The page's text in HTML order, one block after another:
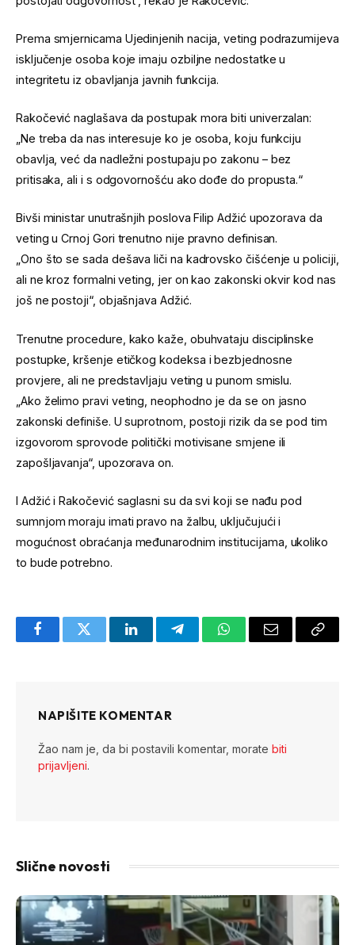
Prema smjernicama Ujedinjenih nacija, veting podrazumijeva
isključenje osoba koje imaju ozbiljne nedostatke u
integritetu iz obavljanja javnih funkcija.
Rakočević naglašava da postupak mora biti univerzalan:
„Ne treba da nas interesuje ko je osoba, koju funkciju
obavlja, već da nadležni postupaju po zakonu – bez
pritisaka, ali i s odgovornošću ako dođe do propusta.“
Bivši ministar unutrašnjih poslova Filip Adžić upozorava da
veting u Crnoj Gori trenutno nije pravno definisan.
„Ono što se sada dešava liči na kadrovsko čišćenje u policiji,
ali ne kroz formalni veting, jer on kao zakonski okvir kod nas
još ne postoji“, objašnjava Adžić.
Trenutne procedure, kako kaže, obuhvataju disciplinske
postupke, kršenje etičkog kodeksa i bezbjednosne
provjere, ali ne predstavljaju veting u punom smislu.
„Ako želimo pravi veting, neophodno je da se on jasno
zakonski definiše. U suprotnom, postoji rizik da se pod tim
izgovorom sprovode politički motivisane smjene ili
zapošljavanja“, upozorava on.
I Adžić i Rakočević saglasni su da svi koji se nađu pod
sumnjom moraju imati pravo na žalbu, uključujući i
mogućnost obraćanja međunarodnim institucijama, ukoliko
to bude potrebno.
FacebookTwitter LinkedInTelegramWhatsAppEmail
Copy
NAPIŠITE KOMENTAR
Žao nam je, da bi postavili komentar, morate biti
prijavljeni.
Slične novosti